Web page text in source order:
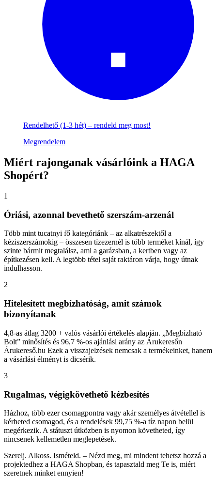
Rendelhető (1-3 hét) – rendeld meg most!
Megrendelem
Miért rajonganak vásárlóink a HAGA
Shopért?
1
Óriási, azonnal bevethető szerszám-arzenál
Több mint tucatnyi fő kategóriánk – az alkatrészektől a
kéziszerszámokig – összesen tízezernél is több terméket kínál, így
szinte bármit megtalálsz, ami a garázsban, a kertben vagy az
építkezésen kell. A legtöbb tétel saját raktáron várja, hogy útnak
indulhasson.
2
Hitelesített megbízhatóság, amit számok
bizonyítanak
4,8-as átlag 3200 + valós vásárlói értékelés alapján. „Megbízható
Bolt” minősítés és 96,7 %-os ajánlási arány az Árukeresőn
Árukereső.hu Ezek a visszajelzések nemcsak a termékeinket, hanem
a vásárlási élményt is dicsérik.
3
Rugalmas, végigkövethető kézbesítés
Házhoz, több ezer csomagpontra vagy akár személyes átvétellel is
kérheted csomagod, és a rendelések 99,75 %-a tíz napon belül
megérkezik. A státuszt útközben is nyomon követheted, így
nincsenek kellemetlen meglepetések.
Szerelj. Alkoss. Ismételd. – Nézd meg, mi mindent tehetsz hozzá a
projektedhez a HAGA Shopban, és tapasztald meg Te is, miért
szeretnek minket ennyien!